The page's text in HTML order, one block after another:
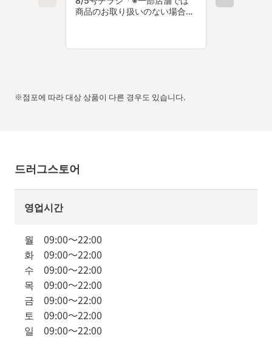
※점포에 따라 대상 상품이 다른 경우도 있습니다.
드러그스토어
영업시간
월 09:00～22:00
화 09:00～22:00
수 09:00～22:00
목 09:00～22:00
금 09:00～22:00
토 09:00～22:00
일 09:00～22:00